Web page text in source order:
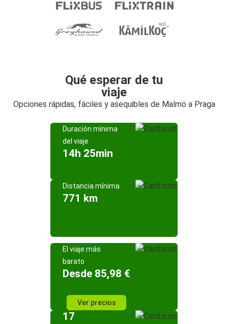
Qué esperar de tu
viaje
Opciones rápidas, fáciles y asequibles de Malmö a Praga
Duración mínima
del viaje
14h 25min
Distancia mínima
771 km
El viaje más
barato
Desde 85,98 €
Ver precios
17